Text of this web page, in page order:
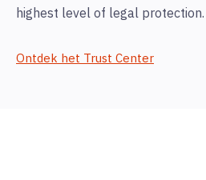
highest level of legal protection.
Ontdek het Trust Center